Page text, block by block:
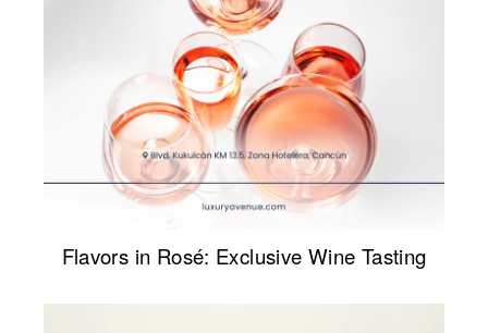
Flavors in Rosé: Exclusive Wine Tasting